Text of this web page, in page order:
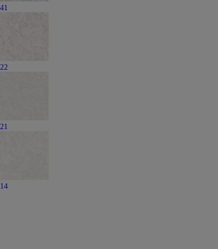
41
22
21
14